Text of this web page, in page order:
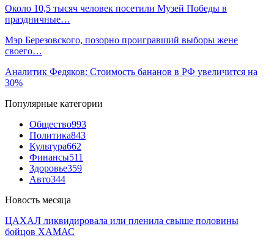
Около 10,5 тысяч человек посетили Музей Победы в
праздничные…
Мэр Березовского, позорно проигравший выборы жене
своего…
Аналитик Федяков: Стоимость бананов в РФ увеличится на
30%
Популярные категории
Общество993
Политика843
Культура662
Финансы511
Здоровье359
Авто344
Новость месяца
ЦАХАЛ ликвидировала или пленила свыше половины
бойцов ХАМАС